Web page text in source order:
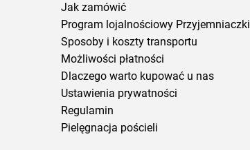
Jak zamówić
Program lojalnościowy Przyjemniaczki
Sposoby i koszty transportu
Możliwości płatności
Dlaczego warto kupować u nas
Ustawienia prywatności
Regulamin
Pielęgnacja pościeli